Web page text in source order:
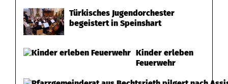
Türkisches Jugendorchester
begeistert in Speinshart
Kinder erleben
Feuerwehr